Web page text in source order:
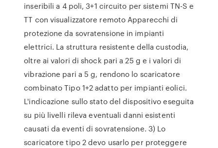
inseribili a 4 poli, 3+1 circuito per sistemi TN-S e
TT con visualizzatore remoto Apparecchi di
protezione da sovratensione in impianti
elettrici. La struttura resistente della custodia,
oltre ai valori di shock pari a 25 g e i valori di
vibrazione pari a 5 g, rendono lo scaricatore
combinato Tipo 1+2 adatto per impianti eolici.
L'indicazione sullo stato del dispositivo eseguita
su più livelli rileva eventuali danni esistenti
causati da eventi di sovratensione. 3) Lo
scaricatore tipo 2 devo usarlo per proteggere